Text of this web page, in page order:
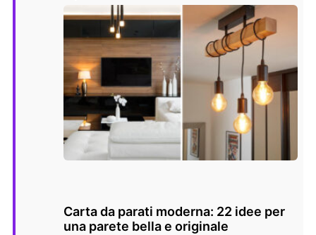
Carta da parati moderna: 22 idee per
una parete bella e originale